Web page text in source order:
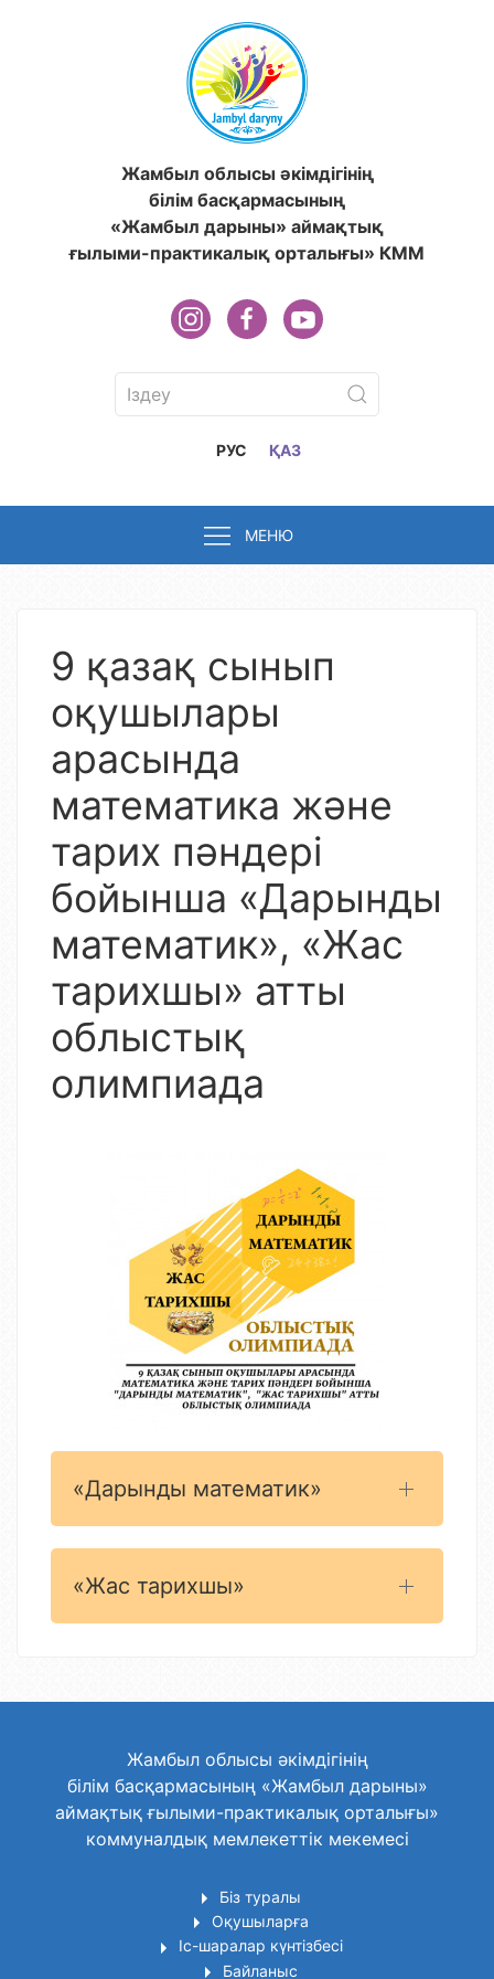
Жамбыл облысы әкімдігінің
білім басқармасының
«Жамбыл дарыны» аймақтық
ғылыми-практикалық орталығы» КММ
РУС ҚАЗ
МЕНЮ
9 қазақ сынып
оқушылары
арасында
математика және
тарих пәндері
бойынша «Дарынды
математик», «Жас
тарихшы» атты
облыстық
олимпиада
«Дарынды математик»
«Жас тарихшы»
Жамбыл облысы әкімдігінің
білім басқармасының «Жамбыл дарыны»
аймақтық ғылыми-практикалық орталығы»
коммуналдық мемлекеттік мекемесі
Біз туралы
Оқушыларға
Іс-шаралар күнтізбесі
Байланыс